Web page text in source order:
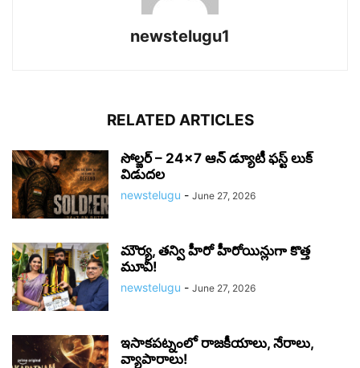
newstelugu1
RELATED ARTICLES
సోల్జర్ – 24×7 ఆన్ డ్యూటీ ఫస్ట్ లుక్
విడుదల
newstelugu - June 27, 2026
మౌర్య‌, త‌న్వి హీరో హీరోయిన్లుగా కొత్త
మూవీ!
newstelugu - June 27, 2026
ఇసాకపట్నంలో రాజ‌కీయాలు, నేరాలు,
వ్యాపారాలు!